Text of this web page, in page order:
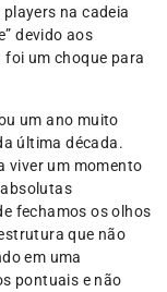
na cadeia
devido aos
um choque para
um ano muito
última década.
viver um momento
fechamos os olhos
que não
em uma
pontuais e não